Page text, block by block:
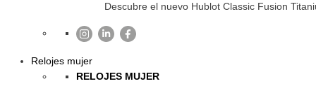
Descubre el nuevo Hublot Classic Fusion
Relojes mujer
RELOJES MUJER